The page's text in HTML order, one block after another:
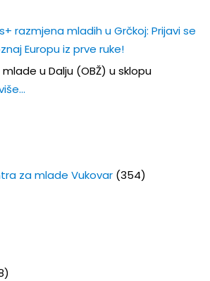
razmjena mladih u Grčkoj: Prijavi se
Europu iz prve ruke!
u Dalju (OBŽ) u sklopu
za mlade Vukovar (354)